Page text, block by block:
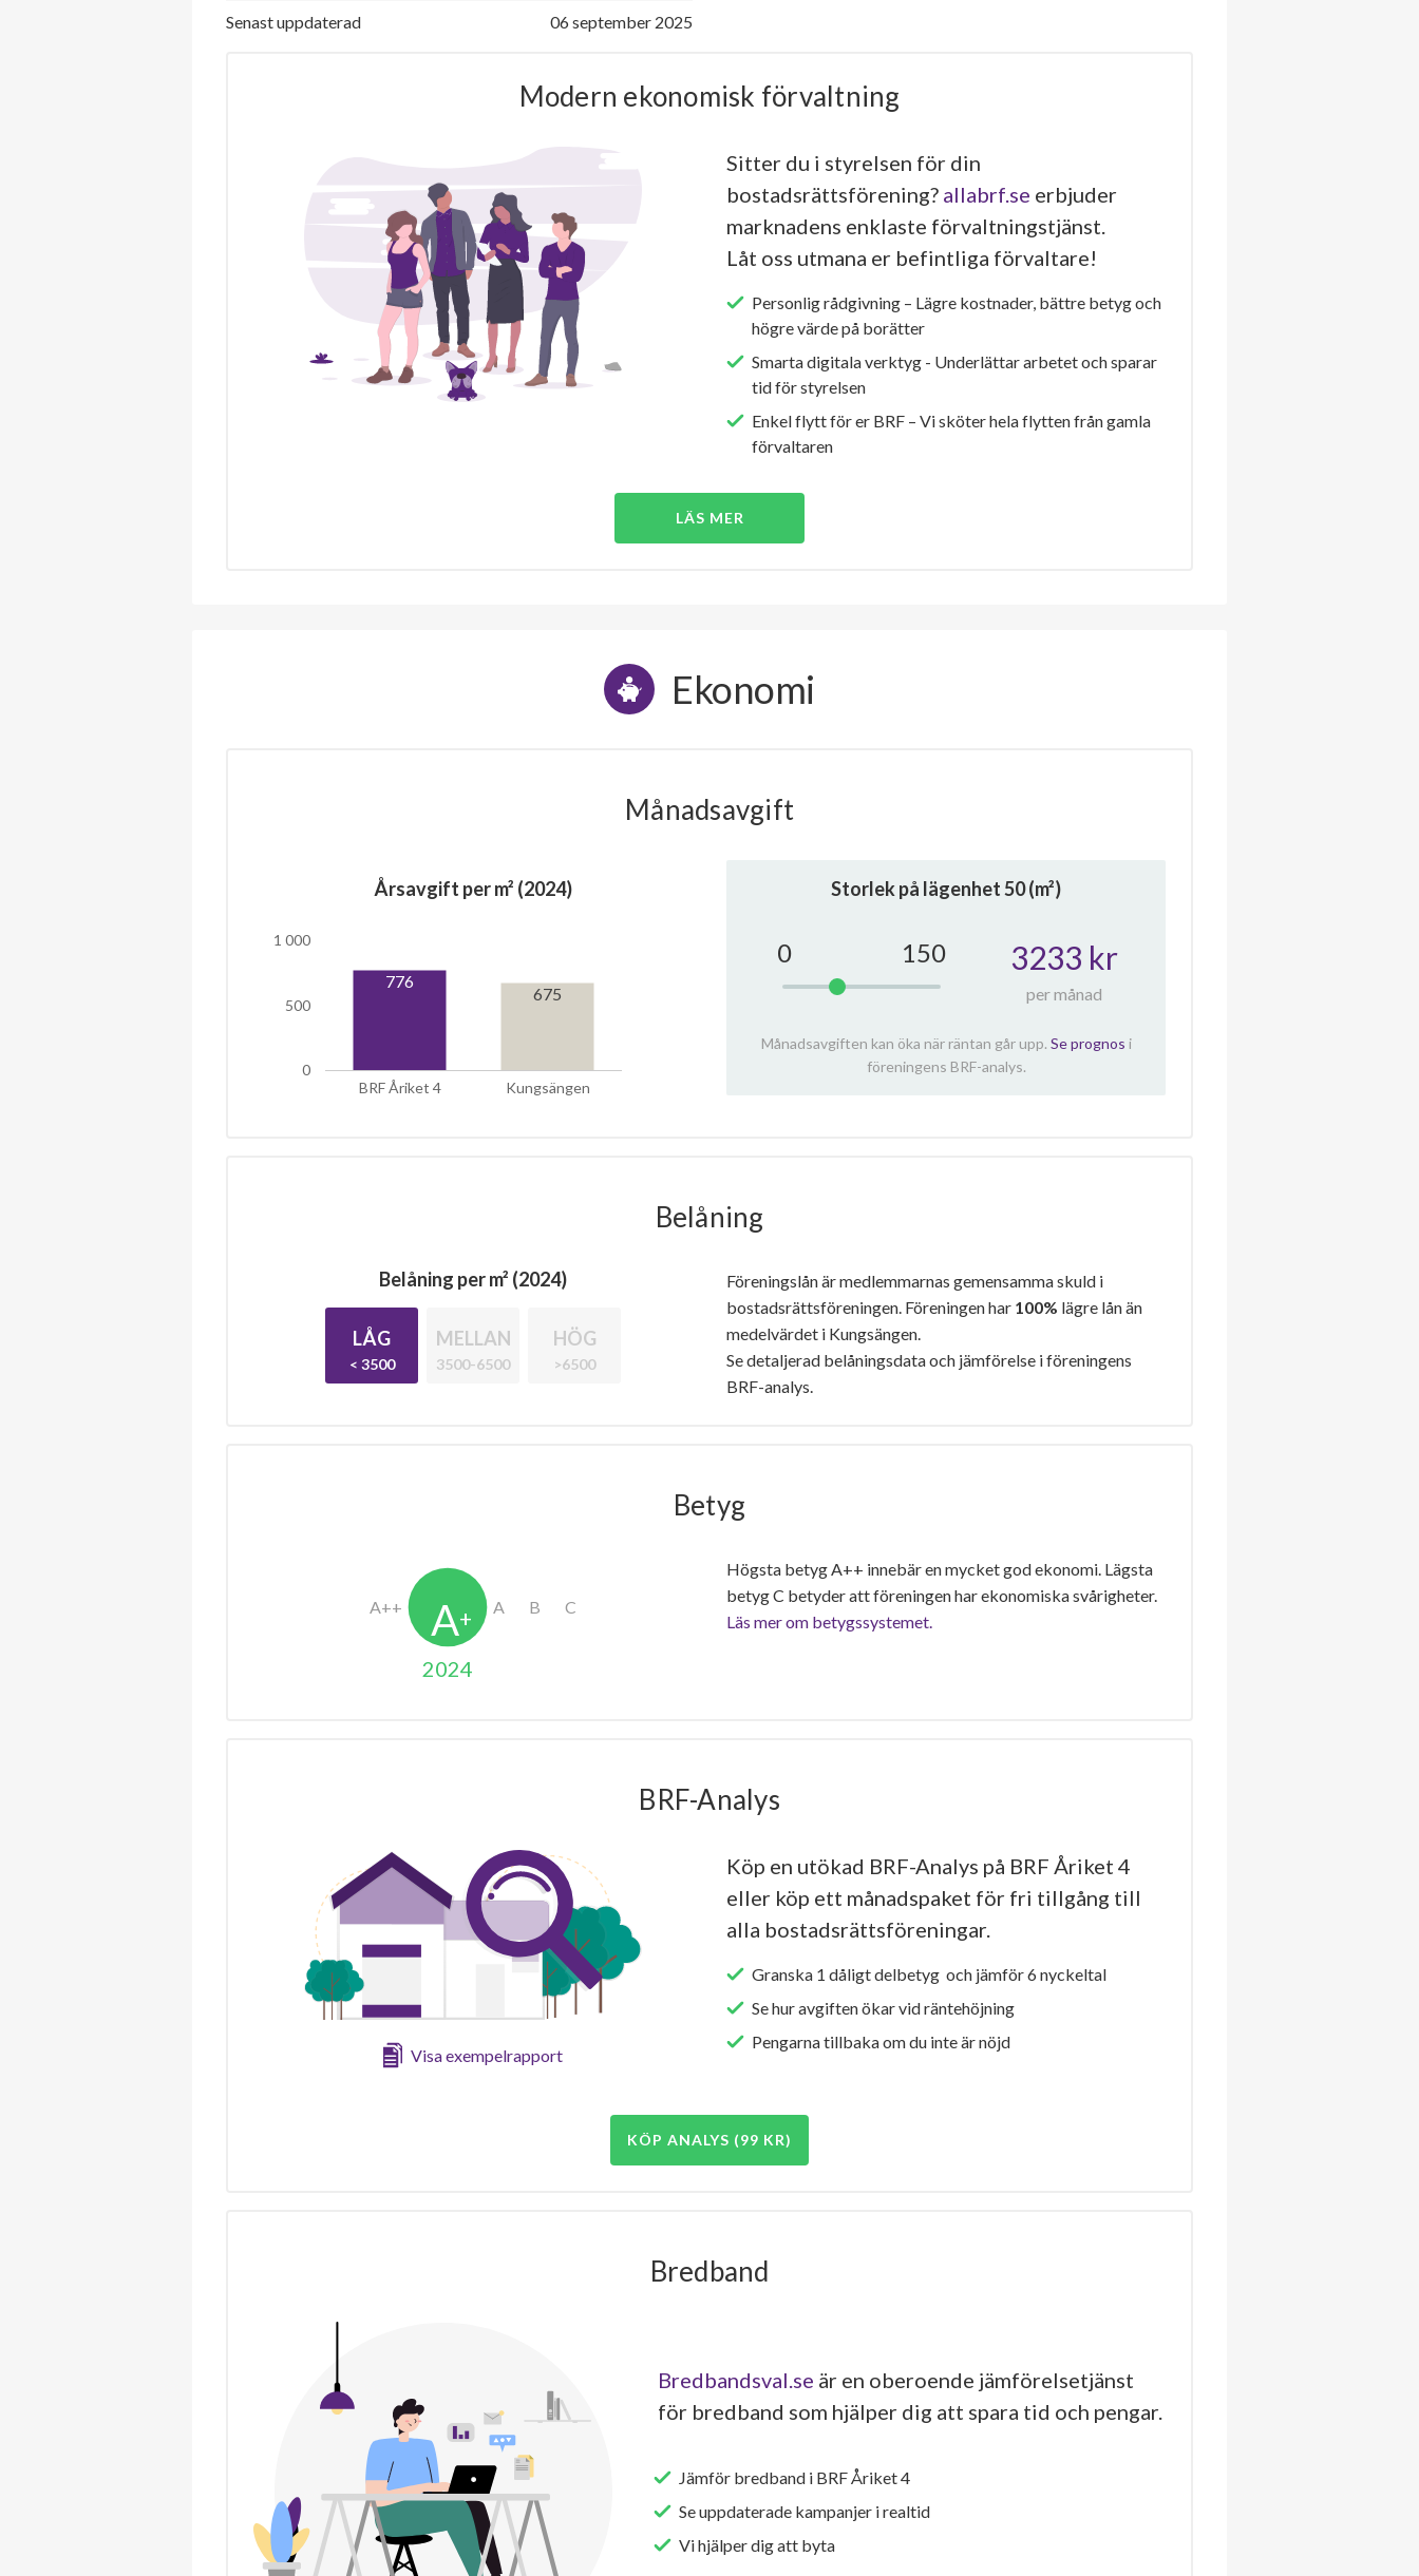
Senast uppdaterad 06 september 2025
Modern ekonomisk förvaltning
Sitter du i styrelsen för din
bostadsrättsförening? allabrf.se erbjuder
marknadens enklaste förvaltningstjänst.
Låt oss utmana er befintliga förvaltare!
Personlig rådgivning – Lägre kostnader, bättre betyg och
högre värde på borätter
Smarta digitala verktyg - Underlättar arbetet och sparar
tid för styrelsen
Enkel flytt för er BRF – Vi sköter hela flytten från gamla
förvaltaren
LÄS MER
Ekonomi
Månadsavgift
Årsavgift per m² (2024)
BRF Åriket 4 Kungsängen
0
500
1 000
776
675
Storlek på lägenhet50(m²)
0 150 3233 kr
per månad
Månadsavgiften kan öka när räntan går upp. Se prognos i
föreningens BRF-analys.
Belåning
Belåning per m² (2024)
LÅG
< 3500
MELLAN
3500-6500
HÖG
>6500
Föreningslån är medlemmarnas gemensamma skuld i
bostadsrättsföreningen. Föreningen har 100% lägre lån än
medelvärdet i Kungsängen.
Se detaljerad belåningsdata och jämförelse i föreningens
BRF-analys.
Betyg
2024
Högsta betyg A++ innebär en mycket god ekonomi. Lägsta
betyg C betyder att föreningen har ekonomiska svårigheter.
Läs mer om betygssystemet.
BRF-Analys
Visa exempelrapport
Köp en utökad BRF-Analys på BRF Åriket 4
eller köp ett månadspaket för fri tillgång till
alla bostadsrättsföreningar.
Granska 1 dåligt delbetyg och jämför 6 nyckeltal
Se hur avgiften ökar vid räntehöjning
Pengarna tillbaka om du inte är nöjd
KÖP ANALYS (99 KR)
Bredband
Bredbandsval.se är en oberoende jämförelsetjänst
för bredband som hjälper dig att spara tid och pengar.
Jämför bredband i BRF Åriket 4
Se uppdaterade kampanjer i realtid
Vi hjälper dig att byta